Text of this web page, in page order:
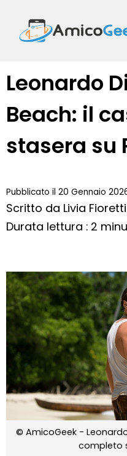
contenuto
Leonardo
Beach: il
stasera su
Pubblicato il 20 Gennaio
Scritto da Livia Fioretti
Durata lettura : 2
© AmicoGeek -
completo